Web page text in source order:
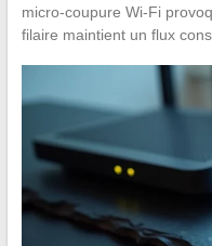
micro-coupure Wi-Fi
filaire maintient un flux